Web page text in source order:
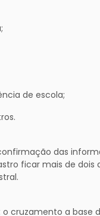
de escola;
das
ficar mais de
cruzamento a base